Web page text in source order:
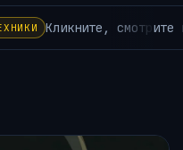
Кликните, смотрите